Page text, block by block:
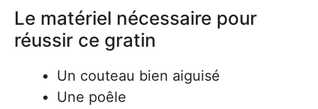
Le matériel nécessaire pour
réussir ce gratin
Un couteau bien aiguisé
Une poêle